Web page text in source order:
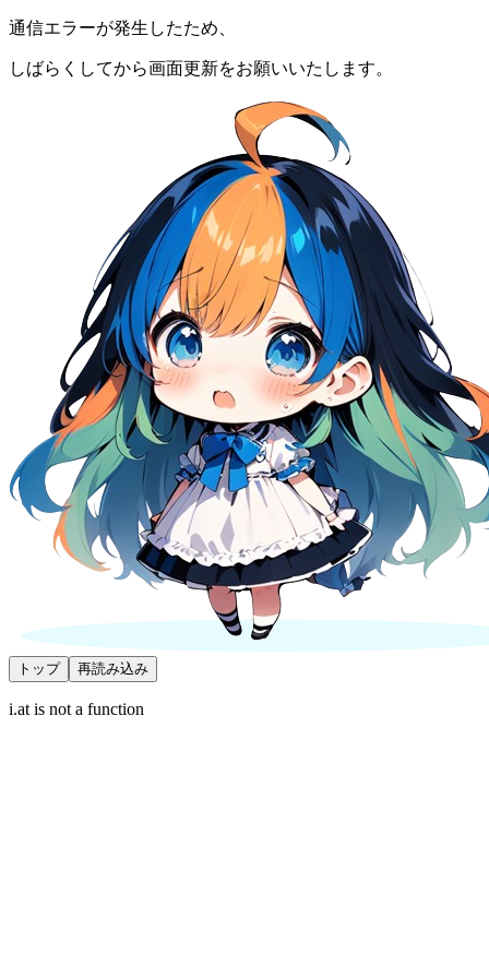
通信エラーが発生したため、
しばらくしてから画面更新をお願いいたします。
トップ 再読み込み
i.at is not a function